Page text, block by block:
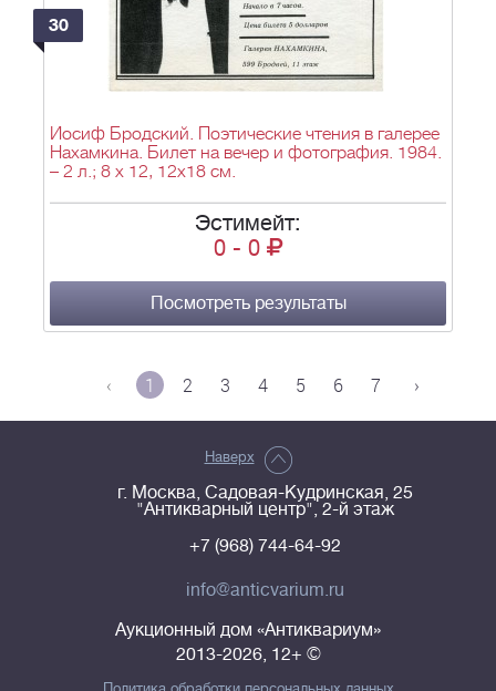
30
Иосиф Бродский. Поэтические чтения в галерее
Нахамкина. Билет на вечер и фотография. 1984.
– 2 л.; 8 х 12, 12х18 см.
Эстимейт:
0 - 0
Посмотреть результаты
‹ 1 2 3 4 5 6 7 ›
Наверх
г. Москва, Садовая-Кудринская, 25
"Антикварный центр", 2-й этаж
+7 (968) 744-64-92
info@anticvarium.ru
Аукционный дом «Антиквариум»
2013-2026, 12+ ©